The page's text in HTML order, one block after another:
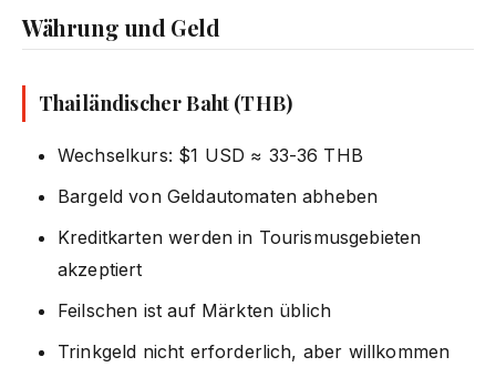
Währung und Geld
Thailändischer Baht (THB)
Wechselkurs: $1 USD ≈ 33-36 THB
Bargeld von Geldautomaten abheben
Kreditkarten werden in Tourismusgebieten
akzeptiert
Feilschen ist auf Märkten üblich
Trinkgeld nicht erforderlich, aber willkommen